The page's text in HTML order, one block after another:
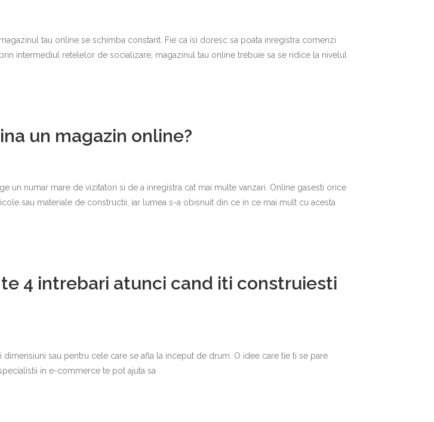
tau online se schimba constant. Fie ca isi doresc sa poata inregistra comenzi
intermediul retelelor de socializare, magazinul tau online trebuie sa se ridice la nivelul
un magazin online?
un numar mare de vizitatori si de a inregistra cat mai multe vanzari. Online gasesti orice
sau materiale de constructii, iar lumea s-a obisnuit din ce in ce mai mult cu acesta
4 intrebari atunci cand iti construiesti
sau pentru cele care se afla la inceput de drum. O idee care tie ti se pare
in e-commerce te pot ajuta sa